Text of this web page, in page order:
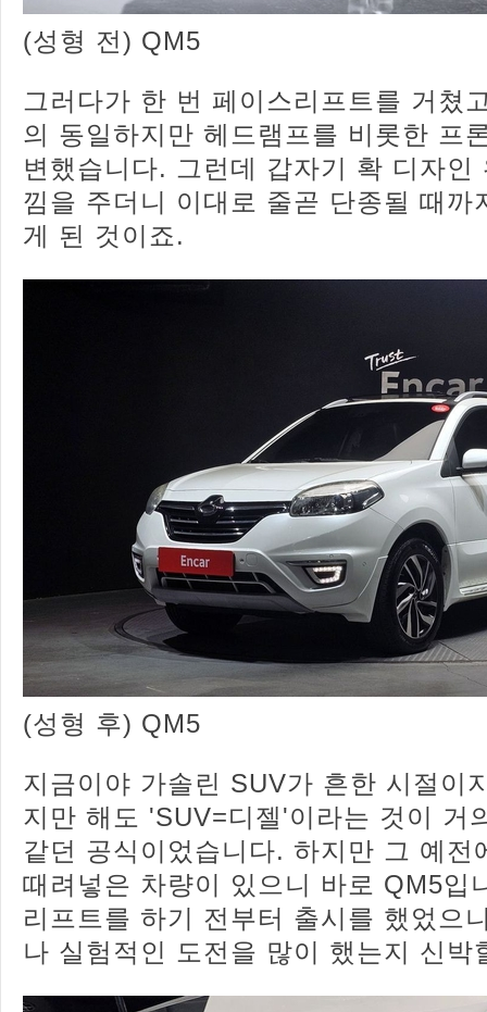
(성형 전) QM5
그러다가 한 번 페이스리프트를 거쳤
의 동일하지만 헤드램프를 비롯한 프
변했습니다. 그런데 갑자기 확 디자인
낌을 주더니 이대로 줄곧 단종될 때까
게 된 것이죠.
(성형 후) QM5
지금이야 가솔린 SUV가 흔한 시절이
지만 해도 'SUV=디젤'이라는 것이 거
같던 공식이었습니다. 하지만 그 예전
때려넣은 차량이 있으니 바로 QM5입
리프트를 하기 전부터 출시를 했었으
나 실험적인 도전을 많이 했는지 신박